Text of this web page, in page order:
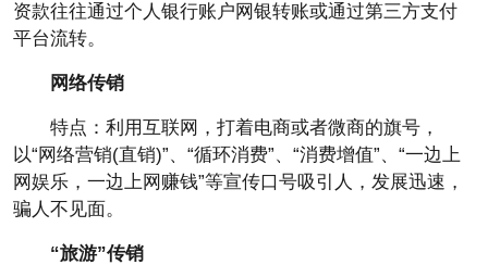
资款往往通过个人银行账户网银转账或通过第三方支付
平台流转。
网络传销
特点：利用互联网，打着电商或者微商的旗号，
以“网络营销(直销)”、“循环消费”、“消费增值”、“一边上
网娱乐，一边上网赚钱”等宣传口号吸引人，发展迅速，
骗人不见面。
“旅游”传销